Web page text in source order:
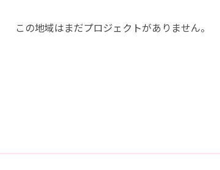
この地域はまだプロジェクトがありません。